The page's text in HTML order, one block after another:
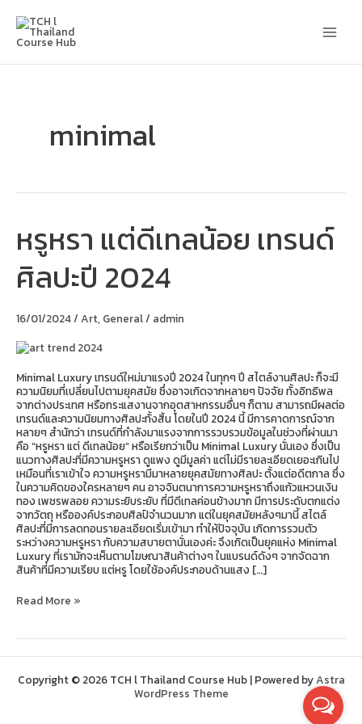
content
minimal
หรูหรา แต่ดีเทลน้อย เทรนด์
ศิลปะปี 2024
16/01/2024/Art, General/ admin
Minimal Luxury เทรนด์ใหม่มาแรงปี 2024 ในทุกๆ ปี สไตล์งานศิลปะ ก็จะมี
ความนิยมที่เปลี่ยนไปตามยุคสมัย ซึ่งอาจเกิดจากหลายๆ ปัจจัย ทั้งอิทธิพล
จากต่างประเทศ หรือกระแสงานจากอุตสาหกรรมอื่นๆ ก็ตาม สามารถมีผลต่อ
เทรนด์และความนิยมทางศิลปะทั้งสิ้น โดยในปี 2024 นี้ มีการคาดการณ์จาก
หลายๆ สำนักว่า เทรนด์ที่กำลังมาแรงจากการรวบรวมข้อมูลในช่วงที่ผ่านมา
คือ “หรูหรา แต่ ดีเทลน้อย” หรือเรียกว่าเป็น Minimal Luxury นั่นเอง ซึ่งเป็น
แนวทางศิลปะที่มีความหรูหรา ดูแพง ดูมีมูลค่า แต่ไม่มีรายละเอียดเยอะเกินไป
เหมือนที่เราเข้าใจ ความหรูหรามีมาหลายยุคสมัยทางศิลปะ ตั้งแต่อดีตกาล ซึ่ง
ในความคิดของใครหลายๆ คน อาจจินตนาการความหรูหราถึงแก้วแหวนเงิน
ทอง เพชรพลอย ความระยิบระยับ ที่มีดีเทลค่อนข้างมาก มีการประดับตกแต่ง
จากวัตถุ หรือองค์ประกอบศิลป์จำนวนมาก แต่ในยุคสมัยหลังๆมานี้ สไตล์
ศิลปะที่มีการลดทอนรายละเอียดเริ่มเข้ามา ทำให้ปัจจุบัน เกิดการรวมตัว
ระหว่างความหรูหรา กับความสบายตานั่นเองค่ะ จึงเกิดเป็นยุคแห่ง Minimal
Luxury ที่เรามักจะเห็นตามโฆษณาสินค้าต่างๆ ในแบรนด์ดังๆ จากจัดฉาก
สินค้าที่มีความเรียบ แต่หรู โดยใช้องค์ประกอบด้านแสง […]
แต่
ดีเทล
น้อย
เท
ปี
Read More »
Copyright © 2026 TCH l Thailand Course Hub | Powered byAstra
WordPress Theme